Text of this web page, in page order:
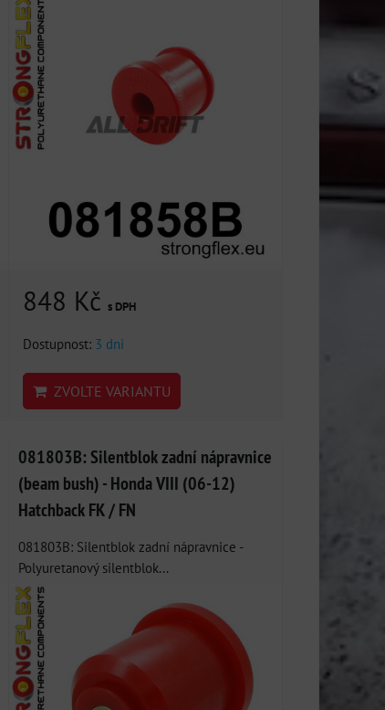
848 Kčs DPH
Dostupnost: 3 dni
ZVOLTE VARIANTU
081803B: Silentblok zadní nápravnice
(beam bush) - Honda VIII (06-12)
Hatchback FK / FN
081803B: Silentblok zadní nápravnice -
Polyuretanový silentblok...